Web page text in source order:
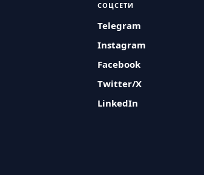
СОЦСЕТИ
Telegram
Instagram
Facebook
Twitter/X
LinkedIn